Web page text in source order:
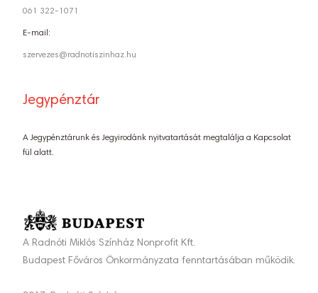
061 322-1071
E-mail:
szervezes@radnotiszinhaz.hu
Jegypénztár
A Jegypénztárunk és Jegyirodánk nyitvatartását megtalálja a Kapcsolat
fül alatt.
A Radnóti Miklós Színház Nonprofit Kft.
Budapest Főváros Önkormányzata fenntartásában működik.